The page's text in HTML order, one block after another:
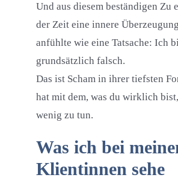
Und aus diesem beständigen Zu
der Zeit eine innere
anfühlte wie eine Tatsache: Ich
grundsätzlich falsch.
Das ist Scham in ihrer tiefsten
hat mit dem, was du wirklich
wenig zu tun.
Was ich bei
Klientinnen sehe